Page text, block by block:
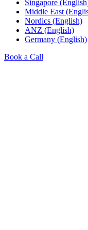
Singapore
Middle East
Nordics (English)
ANZ (English)
Germany (English)
Book a Call